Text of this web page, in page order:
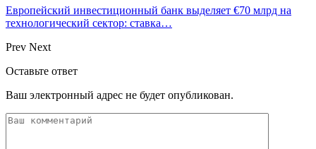
Европейский инвестиционный банк выделяет €70 млрд на
технологический сектор: ставка…
Prev Next
Оставьте ответ
Ваш электронный адрес не будет опубликован.